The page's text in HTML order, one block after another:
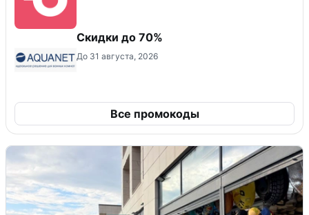
Скидки до 70%
До 31 августа, 2026
Все промокоды